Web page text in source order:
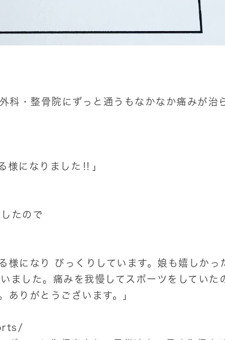
科・整骨院にずっと通うもなかなか痛みが治
様になりました‼︎」
たので
様になり びっくりしています。娘も嬉しかっ
ました。痛みを我慢してスポーツをしていた
ありがとうございます。」